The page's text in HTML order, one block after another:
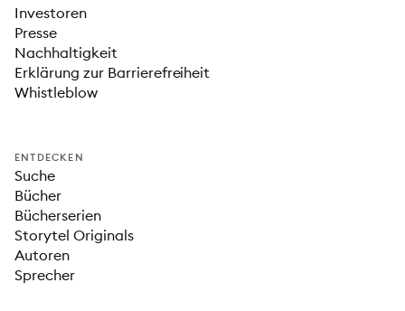
Investoren
Presse
Nachhaltigkeit
Erklärung zur Barrierefreiheit
Whistleblow
ENTDECKEN
Suche
Bücher
Bücherserien
Storytel Originals
Autoren
Sprecher